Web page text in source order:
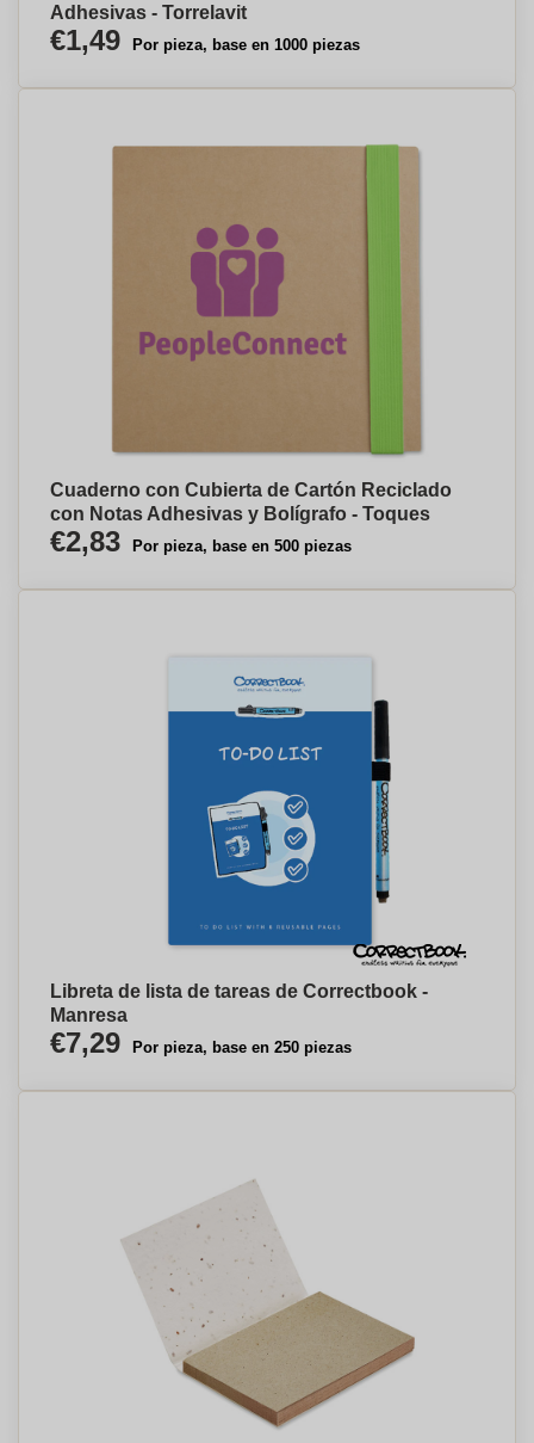
Adhesivas - Torrelavit
€1,49 Por pieza, base en 1000 piezas
Cuaderno con Cubierta de Cartón Reciclado
con Notas Adhesivas y Bolígrafo - Toques
€2,83 Por pieza, base en 500 piezas
Libreta de lista de tareas de Correctbook -
Manresa
€7,29 Por pieza, base en 250 piezas